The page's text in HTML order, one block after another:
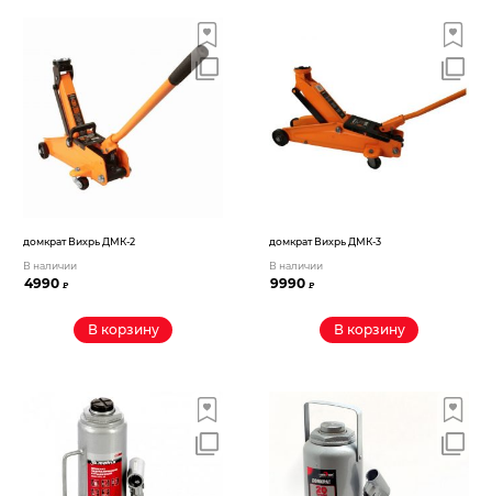
домкрат Вихрь ДМК-2
В наличии
4990₽
В корзину
домкрат Вихрь ДМК-3
В наличии
9990₽
В корзину